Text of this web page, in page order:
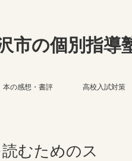
市の個別指導
本の感想・書評 高校入試対策
むためのス